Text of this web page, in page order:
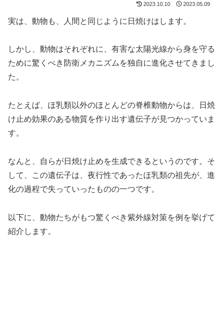
2023.10.10 2023.05.09
実は、動物も、人間と同じように日焼けはします。
しかし、動物はそれぞれに、有害な太陽光線から身を守る
ために驚くべき防衛メカニズムを独自に進化させてきまし
た。
たとえば、ほ乳類以外のほとんどの脊椎動物からは、日焼
け止め効果のある物質を作り出す遺伝子が見つかっていま
す。
なんと、自らが日焼け止めを生成できるというのです。そ
して、この遺伝子は、夜行性であったほ乳類の祖先が、進
化の過程で失っていったものの一つです。
以下に、動物たちがもつ驚くべき紫外線対策を例を挙げて
紹介します。